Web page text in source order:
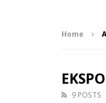
Home
9 POSTS